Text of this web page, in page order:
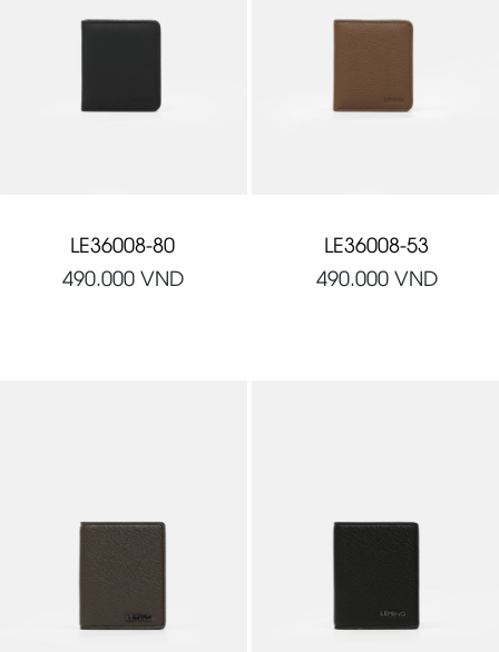
LE36008-80
490.000VND
LE36008-53
490.000VND